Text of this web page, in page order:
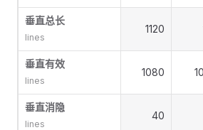
垂直总长
lines
1120
垂直有效
lines
1080
垂直消隐
lines
40